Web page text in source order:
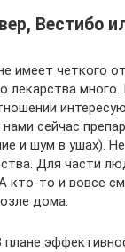
Вестибо
имеет четкого
лекарства
сейчас
и шум в ушах).
Для части
кто-то и вовсе
дома.